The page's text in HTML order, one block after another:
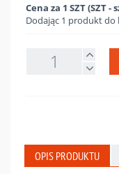
Cena za 1 SZT (SZT -
Dodając 1 produkt do
OPIS PRODUKTU